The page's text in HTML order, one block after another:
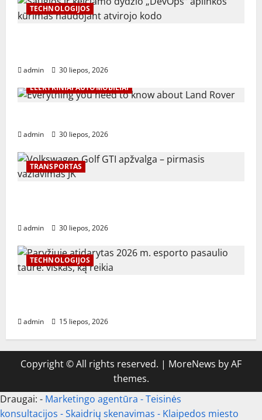
TECHNOLOGIJOS
admin
30 liepos, 2026
ELEKTRINIAI AUTOMOBILIAI
admin 30 liepos, 2026
TRANSPORTAS
admin 30 liepos, 2026
TECHNOLOGIJOS
admin 15 liepos, 2026
Copyright © All rights reserved. | MoreNews by AF
themes.
Draugai: - Marketingo agentūra -Teisinės
konsultacijos -Skaidrių skenavimas - Klaipedos miesto